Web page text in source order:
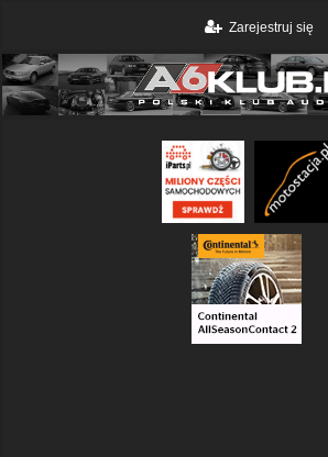
Zarejestruj się